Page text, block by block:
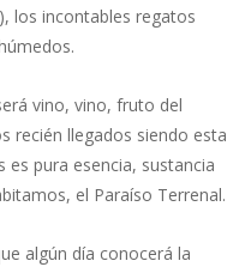
los incontables regatos
vino, vino, fruto del
recién llegados siendo esta
pura esencia, sustancia
el Paraíso Terrenal.
algún día conocerá la